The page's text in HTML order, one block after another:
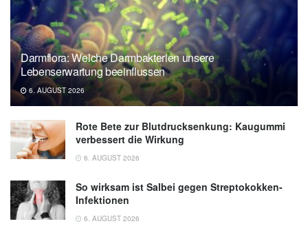
Darmflora: Welche Darmbakterien unsere
Lebenserwartung beeinflussen
6. AUGUST 2026
Rote Bete zur Blutdrucksenkung: Kaugummi
verbessert die Wirkung
6. AUGUST 2026
So wirksam ist Salbei gegen Streptokokken-
Infektionen
6. AUGUST 2026